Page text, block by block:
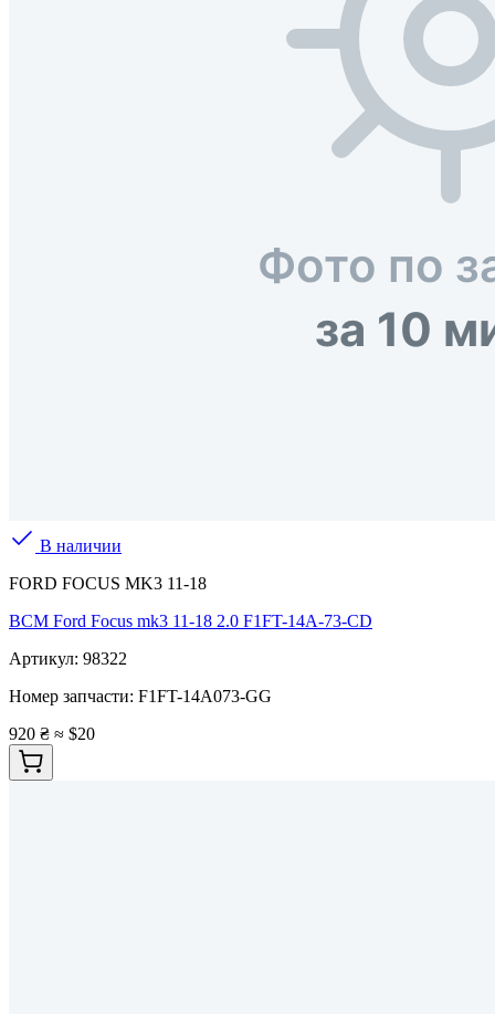
В наличии
FORD FOCUS MK3 11-18
BCM Ford Focus mk3 11-18 2.0 F1FT-14A-73-CD
Артикул: 98322
Номер запчасти: F1FT-14A073-GG
920 ₴ ≈ $20